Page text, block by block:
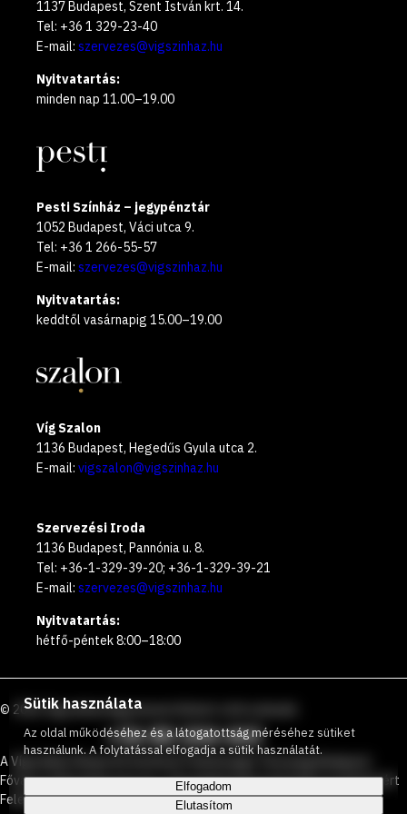
1137 Budapest, Szent István krt. 14.
Tel: +36 1 329-23-40
E-mail: szervezes@vigszinhaz.hu
Nyitvatartás:
minden nap 11.00–19.00
Pesti Színház – jegypénztár
1052 Budapest, Váci utca 9.
Tel: +36 1 266-55-57
E-mail: szervezes@vigszinhaz.hu
Nyitvatartás:
keddtől vasárnapig 15.00–19.00
Víg Szalon
1136 Budapest, Hegedűs Gyula utca 2.
E-mail: vigszalon@vigszinhaz.hu
Szervezési Iroda
1136 Budapest, Pannónia u. 8.
Tel: +36-1-329-39-20; +36-1-329-39-21
E-mail: szervezes@vigszinhaz.hu
Nyitvatartás:
hétfő-péntek 8:00–18:00
© 2026 VígszínházIngyenesen hívható zöld számunk
+36 80 204 443
A Vígszínház Nonprofit Korlátolt Felelősségű Társaság Budapest
Főváros Önkormányzata és a Társadalmi Kapcsolatokért és Kultúráért
Felelős Minisztérium által közösen működtetett színház.
Sütik használata
Az oldal működéséhez és a látogatottság méréséhez sütiket
használunk. A folytatással elfogadja a sütik használatát.
Elfogadom
Elutasítom